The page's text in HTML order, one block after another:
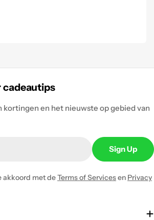
cadeautips
kortingen en het nieuwste op gebied van
Sign Up
akkoord met deTerms of Servicesen Privacy